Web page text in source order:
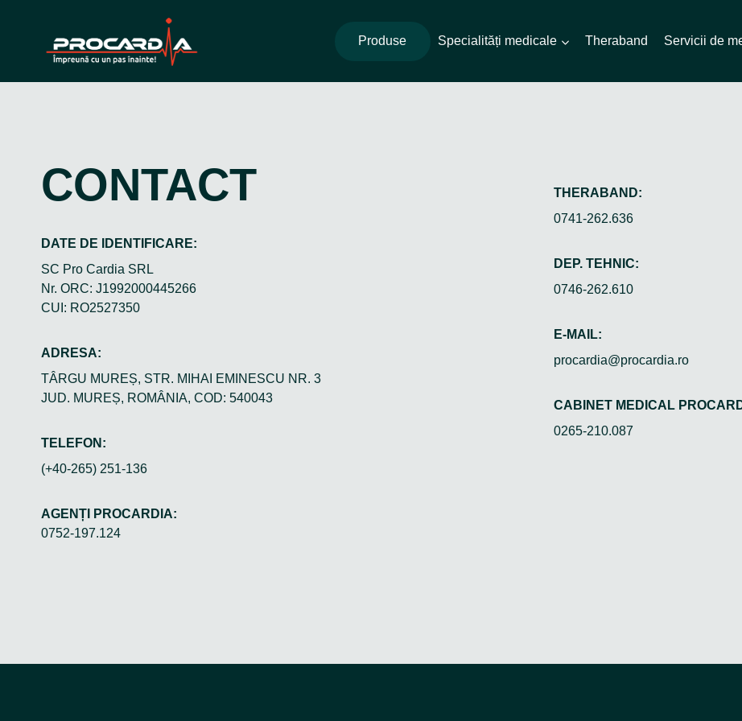
Produse Specialități medicale Theraband Servicii de
CONTACT
DATE DE IDENTIFICARE:
SC Pro Cardia SRL
Nr. ORC: J1992000445266
CUI: RO2527350
ADRESA:
TÂRGU MUREȘ, STR. MIHAI EMINESCU NR. 3
JUD. MUREȘ, ROMÂNIA, COD: 540043
TELEFON:
(+40-265) 251-136
AGENȚI PROCARDIA:
0752-197.124
THERABAND:
0741-262.636
DEP. TEHNIC:
0746-262.610
E-MAIL:
procardia@procardia.ro
CABINET MEDICAL
0265-210.087